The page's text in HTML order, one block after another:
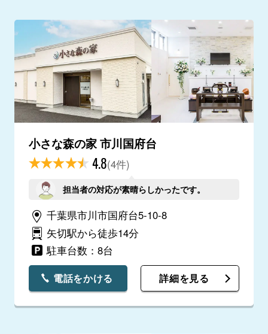
小さな森の家 市川国府台
4.8(4件)
担当者の対応が素晴らしかったです。
千葉県市川市国府台5-10-8
矢切駅から徒歩14分
駐車台数：8台
電話をかける 詳細を見る